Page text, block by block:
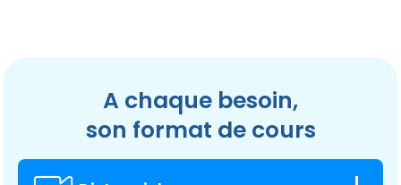
A chaque besoin,
son format de cours